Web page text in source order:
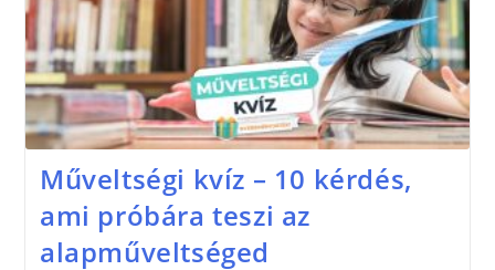
Műveltségi kvíz – 10 kérdés,
ami próbára teszi az
alapműveltséged